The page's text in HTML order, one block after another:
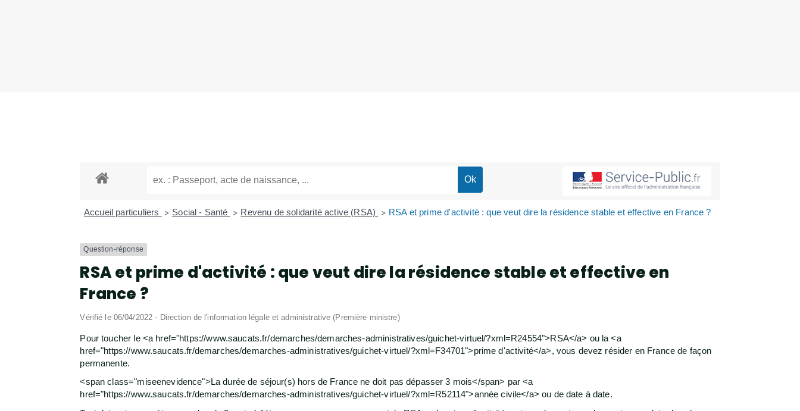
Accueil particuliers > Social - Santé > Revenu de solidarité active (RSA) > RSA et prime d'activité : que veut dire la résidence stable et effective en France ?
Question-réponse
RSA et prime d'activité : que veut dire la résidence stable et effective en
France ?
Vérifié le 06/04/2022 - Direction de l'information légale et administrative (Première ministre)
Pour toucher le <a href="https://www.saucats.fr/demarches/demarches-administratives/guichet-virtuel/?xml=R24554">RSA</a> ou la <a
href="https://www.saucats.fr/demarches/demarches-administratives/guichet-virtuel/?xml=F34701">prime d'activité</a>, vous devez résider en France de façon
permanente.
<span class="miseenevidence">La durée de séjour(s) hors de France ne doit pas dépasser 3 mois</span> par <a
href="https://www.saucats.fr/demarches/demarches-administratives/guichet-virtuel/?xml=R52114">année civile</a> ou de date à date.